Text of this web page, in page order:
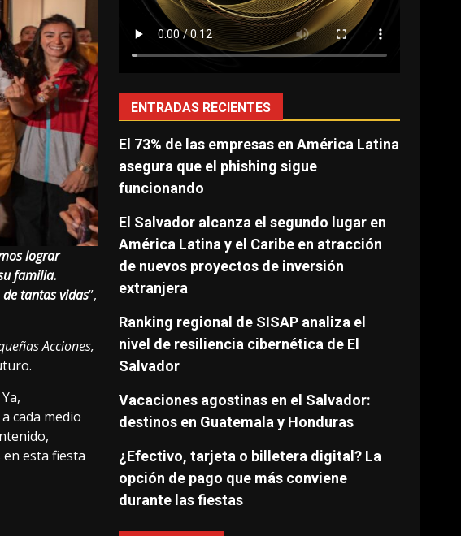
lograr
familia.
tantas vidas”,
Acciones,
cada medio
esta fiesta
ENTRADAS RECIENTES
El 73% de las empresas en América Latina
asegura que el phishing sigue
funcionando
El Salvador alcanza el segundo lugar en
América Latina y el Caribe en atracción
de nuevos proyectos de inversión
extranjera
Ranking regional de SISAP analiza el
nivel de resiliencia cibernética de El
Salvador
Vacaciones agostinas en el Salvador:
destinos en Guatemala y Honduras
¿Efectivo, tarjeta o billetera digital? La
opción de pago que más conviene
durante las fiestas